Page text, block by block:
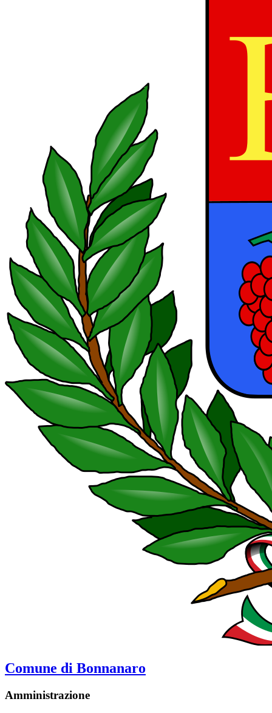
Comune di Bonnanaro
Amministrazione